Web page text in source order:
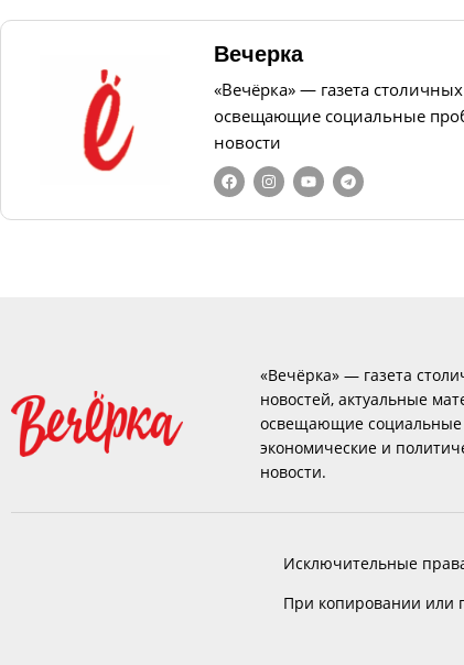
Вечерка
«Вечёрка» — газета
освещающие социальные
новости
«Вечёрка» — газета
новостей, актуальные
освещающие
экономические и
новости.
Исключительные
При копировании или